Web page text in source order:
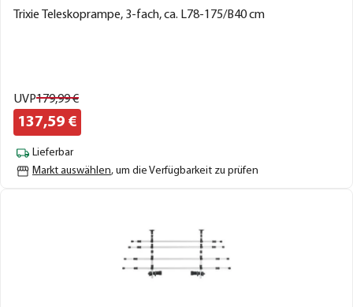
Trixie Teleskoprampe, 3-fach, ca. L78-175/B40 cm
UVP179,99€
137,59 €
Lieferbar
Markt auswählen, um die Verfügbarkeit zu prüfen